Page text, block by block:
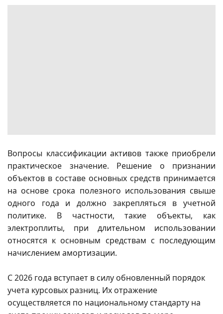
Вопросы классификации активов также приобрели
практическое значение. Решение о признании
объектов в составе основных средств принимается
на основе срока полезного использования свыше
одного года и должно закрепляться в учетной
политике. В частности, такие объекты, как
электроплиты, при длительном использовании
относятся к основным средствам с последующим
начислением амортизации.
С 2026 года вступает в силу обновленный порядок
учета курсовых разниц. Их отражение
осуществляется по национальному стандарту на